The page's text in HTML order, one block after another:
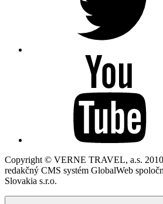
Copyright © VERNE TRAVEL, a.s.
redakčný CMS systém GlobalWeb
Slovakia s.r.o.